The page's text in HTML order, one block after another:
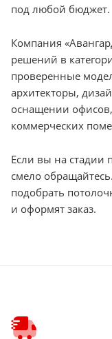
под любой бюджет.
Компания
решений в
проверенные
архитекторы,
оснащении
коммерческих
Если вы на стадии
смело
подобрать
и оформят заказ.